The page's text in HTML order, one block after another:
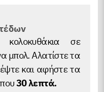
σε
μπολ. Αλατίστε τα
και αφήστε τα
30 λεπτά.